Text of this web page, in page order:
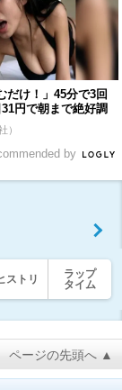
だけ！」45分で3回
円で朝まで絶好調
）
by
ストリ
ラップ
タイム
ページの先頭へ ▲